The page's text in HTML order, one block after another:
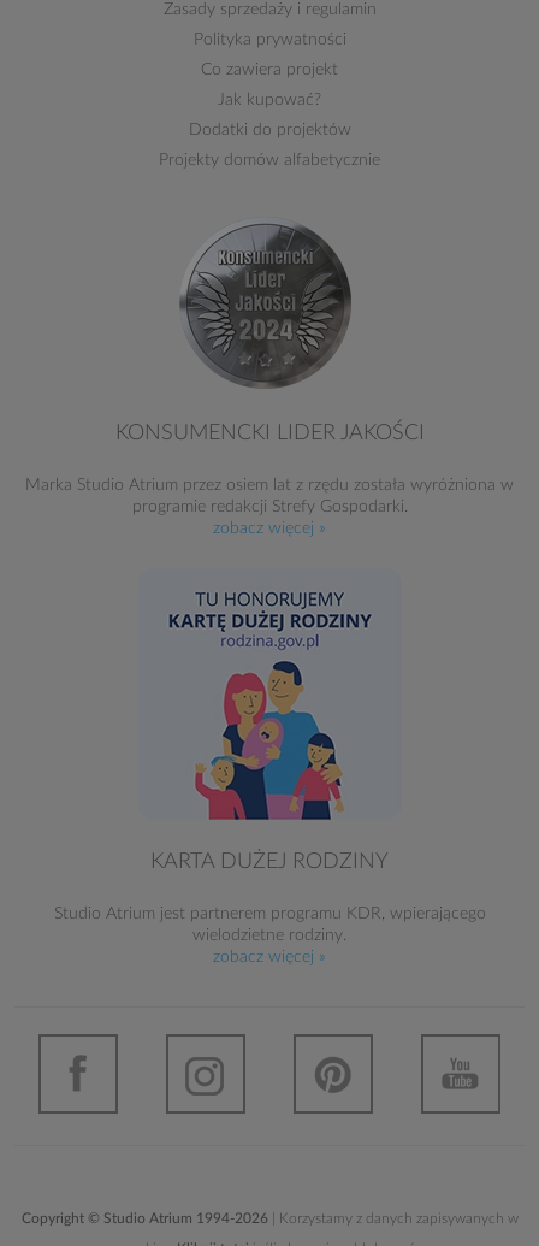
Zasady sprzedażyi regulamin
Polityka prywatności
Co zawiera projekt
Jak kupować?
Dodatki do projektów
Projekty domów alfabetycznie
KONSUMENCKI LIDER JAKOŚCI
Marka Studio Atrium przez osiem lat z rzędu została wyróżniona w
programie redakcji Strefy Gospodarki.
zobacz więcej »
KARTA DUŻEJ RODZINY
Studio Atrium jest partnerem programu KDR, wpierającego
wielodzietne rodziny.
zobacz więcej »
Copyright © Studio Atrium 1994-2026| Korzystamy z danych zapisywanych w